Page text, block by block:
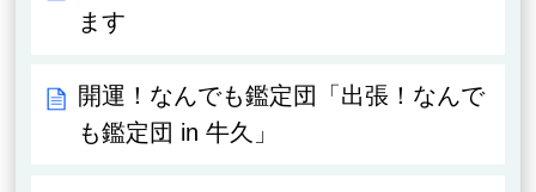
ます
開運！なんでも鑑定団「出張！なんで
も鑑定団 in 牛久」